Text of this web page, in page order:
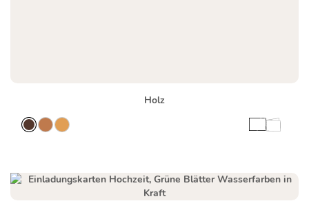
Holz